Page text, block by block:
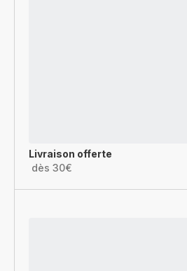
Livraison offerte
dès 30€